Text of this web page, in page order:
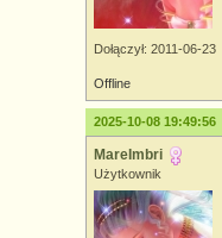
Dołączył: 2011-06-23
Offline
2025-10-08 19:49:56
MareImbri
Użytkownik